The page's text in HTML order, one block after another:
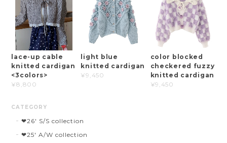
lace-up cable
knitted cardigan
<3colors>
¥8,800
light blue
knitted cardigan
¥9,450
color blocked
checkered fuzzy
knitted cardigan
¥9,450
CATEGORY
❤︎26' S/S collection
❤︎25' A/W collection